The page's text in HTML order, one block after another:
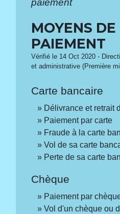
MOYENS DE
PAIEMENT
Vérifié le 14 Oct 2020 -
et administrative (Première
Carte bancaire
Délivrance et retrait
Paiement par carte
Fraude à la carte
Vol de sa carte
Perte de sa carte
Chèque
Paiement par
Vol d'un chèque ou